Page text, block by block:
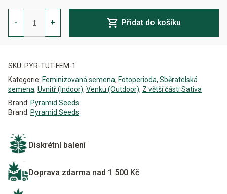
-
Tutankhamon
Feminizovaná
množství
+ Přidat do košíku
SKU: PYR-TUT-FEM-1
Kategorie: Feminizovaná semena, Fotoperioda, Sběratelská
semena, Uvnitř (Indoor), Venku (Outdoor), Z větší části Sativa
Brand: Pyramid Seeds
Brand: Pyramid Seeds
Diskrétní balení
Doprava zdarma nad 1 500 Kč